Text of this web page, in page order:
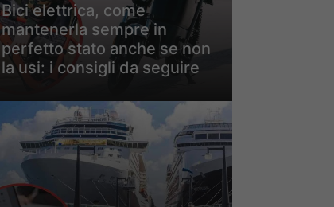
Bici elettrica, come
mantenerla sempre in
perfetto stato anche se non
la usi: i consigli da seguire